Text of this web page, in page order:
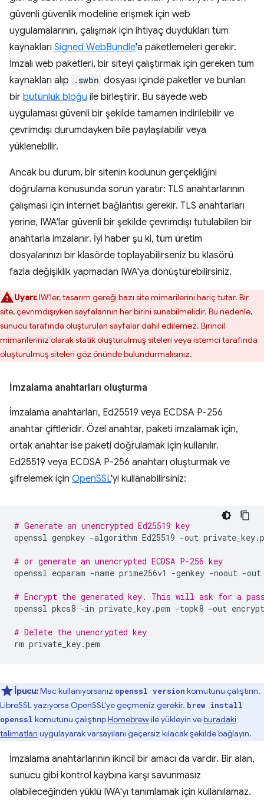
güvenli güvenlik modeline erişmek için web
uygulamalarının, çalışmak için ihtiyaç duydukları tüm
kaynakları Signed WebBundle'a paketlemeleri gerekir.
İmzalı web paketleri, bir siteyi çalıştırmak için gereken tüm
kaynakları alıp
.swbn dosyası içinde paketler ve bunları
bir bütünlük bloğu ile birleştirir. Bu sayede web
uygulaması güvenli bir şekilde tamamen indirilebilir ve
çevrimdışı durumdayken bile paylaşılabilir veya
yüklenebilir.
Ancak bu durum, bir sitenin kodunun gerçekliğini
doğrulama konusunda sorun yaratır: TLS anahtarlarının
çalışması için internet bağlantısı gerekir. TLS anahtarları
yerine, IWA'lar güvenli bir şekilde çevrimdışı tutulabilen bir
anahtarla imzalanır. İyi haber şu ki, tüm üretim
dosyalarınızı bir klasörde toplayabilirseniz bu klasörü
fazla değişiklik yapmadan IWA'ya dönüştürebilirsiniz.
Uyarı:IW'ler, tasarım gereği bazı site mimarilerini hariç tutar. Bir
site, çevrimdışıyken sayfalarının her birini sunabilmelidir. Bu nedenle,
sunucu tarafında oluşturulan sayfalar dahil edilemez. Birincil
mimarileriniz olarak statik oluşturulmuş siteleri veya istemci tarafında
oluşturulmuş siteleri göz önünde bulundurmalısınız.
İmzalama anahtarları oluşturma
İmzalama anahtarları, Ed25519 veya ECDSA P-256
anahtar çiftleridir. Özel anahtar, paketi imzalamak için,
ortak anahtar ise paketi doğrulamak için kullanılır.
Ed25519 veya ECDSA P-256 anahtarı oluşturmak ve
şifrelemek için OpenSSL'yi kullanabilirsiniz:
# Generate an unencrypted Ed25519 key
openssl genpkey -algorithm Ed25519 -out
# or generate an unencrypted ECDSA P-256 key
openssl ecparam -name prime256v1 -genkey -noout -out
# Encrypt the generated key. This will ask for a
openssl pkcs8 -in private_key.pem -topk8 -out
# Delete the unencrypted key
rm
İpucu:Mac kullanıyorsanız openssl version komutunu çalıştırın.
LibreSSL yazıyorsa OpenSSL'ye geçmeniz gerekir. brew install
openssl komutunu çalıştırıpHomebrewile yükleyin veburadaki
talimatları uygulayarak varsayılanı geçersiz kılacak şekilde bağlayın.
İmzalama anahtarlarının ikincil bir amacı da vardır. Bir alan,
sunucu gibi kontrol kaybına karşı savunmasız
olabileceğinden yüklü IWA'yı tanımlamak için kullanılamaz.